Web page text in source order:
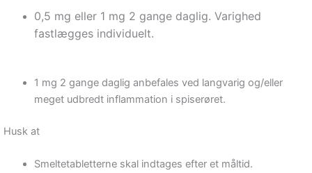
0,5 mg eller 1 mg 2 gange daglig. Varighed
fastlægges individuelt.
1 mg 2 gange daglig anbefales ved langvarig og/eller
meget udbredt inflammation i spiserøret.
Husk at
Smeltetabletterne skal indtages efter et måltid.